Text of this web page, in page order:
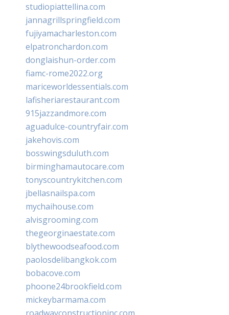
studiopiattellina.com
jannagrillspringfield.com
fujiyamacharleston.com
elpatronchardon.com
donglaishun-order.com
fiamc-rome2022.org
mariceworldessentials.com
lafisheriarestaurant.com
915jazzandmore.com
aguadulce-countryfair.com
jakehovis.com
bosswingsduluth.com
birminghamautocare.com
tonyscountrykitchen.com
jbellasnailspa.com
mychaihouse.com
alvisgrooming.com
thegeorginaestate.com
blythewoodseafood.com
paolosdelibangkok.com
bobacove.com
phoone24brookfield.com
mickeybarmama.com